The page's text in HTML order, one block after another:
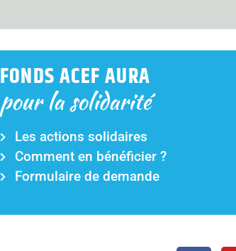
FONDS ACEF AURA
pour la solidarité
Les actions solidaires
Comment en bénéficier ?
Formulaire de demande